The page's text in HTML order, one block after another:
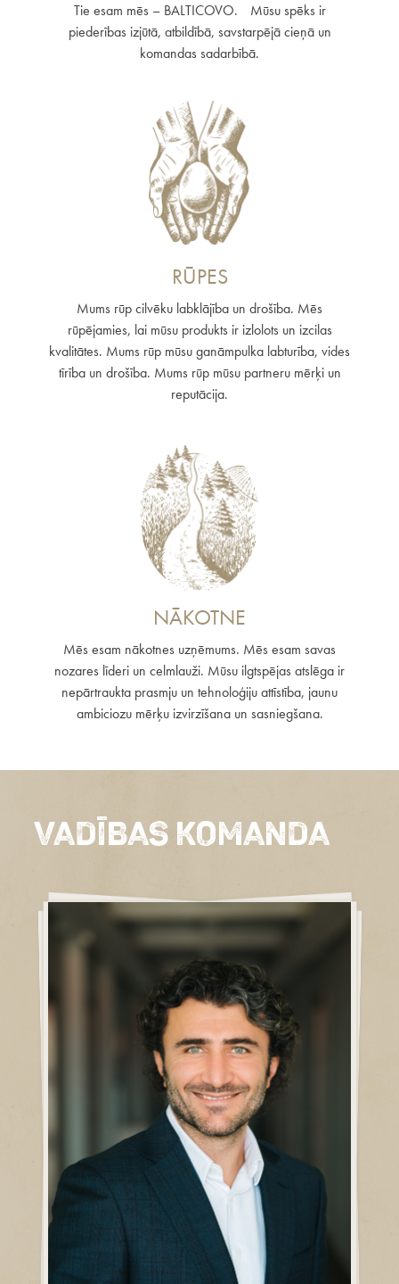
Tie esam mēs – BALTICOVO. Mūsu spēks ir
piederības izjūtā, atbildībā, savstarpējā cieņā un
komandas sadarbībā.
RŪPES
Mums rūp cilvēku labklājība un drošība. Mēs
rūpējamies, lai mūsu produkts ir izlolots un izcilas
kvalitātes. Mums rūp mūsu ganāmpulka labturība, vides
tīrība un drošība. Mums rūp mūsu partneru mērķi un
reputācija.
NĀKOTNE
Mēs esam nākotnes uzņēmums. Mēs esam savas
nozares līderi un celmlauži. Mūsu ilgtspējas atslēga ir
nepārtraukta prasmju un tehnoloģiju attīstība, jaunu
ambiciozu mērķu izvirzīšana un sasniegšana.
Vadības komanda